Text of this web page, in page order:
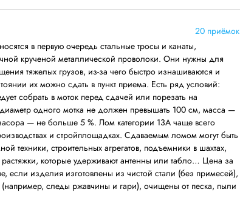
20 приёмок
в первую очередь стальные тросы и канаты,
крученой металлической проволоки. Они нужны для
тяжелых грузов, из-за чего быстро изнашиваются и
их можно сдать в пункт приема. Есть ряд условий:
собрать в моток перед сдачей или порезать на
диаметр одного мотка не должен превышать 100 см, масса —
— не больше 5 %. Лом категории 13А чаще всего
и стройплощадках. Сдаваемым ломом могут быть
техники, строительных агрегатов, подъемники в шахтах,
которые удерживают антенны или табло… Цена за
если изделия изготовлены из чистой стали (без примесей),
(например, следы ржавчины и гари), очищены от песка, пыли